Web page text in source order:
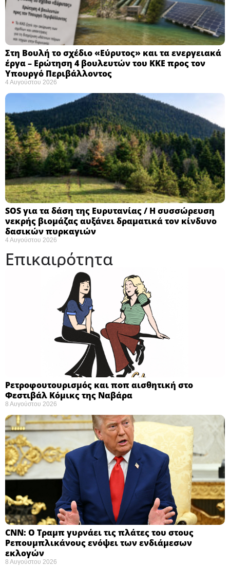
Στη Βουλή το σχέδιο «Εύρυτος» και τα ενεργειακά
έργα – Ερώτηση 4 βουλευτών του ΚΚΕ προς τον
Υπουργό Περιβάλλοντος
4 Αυγούστου 2026
SOS για τα δάση της Ευρυτανίας / Η συσσώρευση
νεκρής βιομάζας αυξάνει δραματικά τον κίνδυνο
δασικών πυρκαγιών
4 Αυγούστου 2026
Επικαιρότητα
Ρετροφουτουρισμός και ποπ αισθητική στο
Φεστιβάλ Κόμικς της Ναβάρα ​
8 Αυγούστου 2026
CNN: Ο Τραμπ γυρνάει τις πλάτες του στους
Ρεπουμπλικάνους ενόψει των ενδιάμεσων
εκλογών ​
8 Αυγούστου 2026